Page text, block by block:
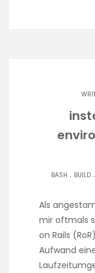
BASH . BUILD.
Als
mir oftmals
on Rails
Aufwand